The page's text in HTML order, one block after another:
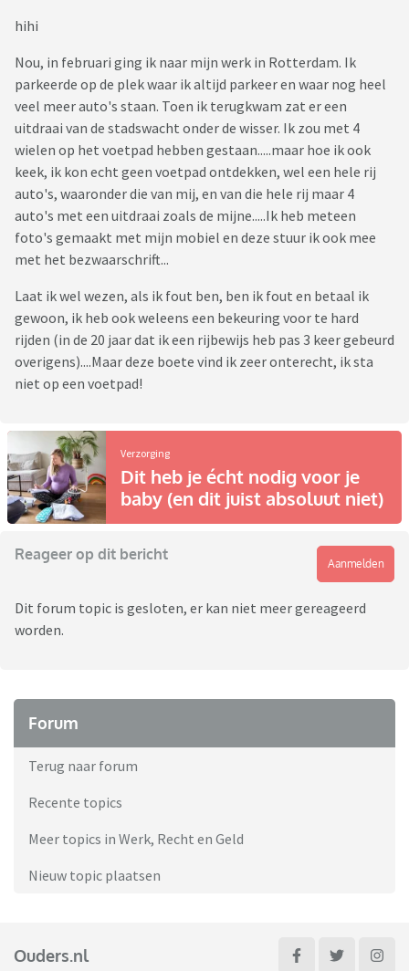
hihi
Nou, in februari ging ik naar mijn werk in Rotterdam. Ik
parkeerde op de plek waar ik altijd parkeer en waar nog heel
veel meer auto's staan. Toen ik terugkwam zat er een
uitdraai van de stadswacht onder de wisser. Ik zou met 4
wielen op het voetpad hebben gestaan.....maar hoe ik ook
keek, ik kon echt geen voetpad ontdekken, wel een hele rij
auto's, waaronder die van mij, en van die hele rij maar 4
auto's met een uitdraai zoals de mijne.....Ik heb meteen
foto's gemaakt met mijn mobiel en deze stuur ik ook mee
met het bezwaarschrift...
Laat ik wel wezen, als ik fout ben, ben ik fout en betaal ik
gewoon, ik heb ook weleens een bekeuring voor te hard
rijden (in de 20 jaar dat ik een rijbewijs heb pas 3 keer gebeurd
overigens)....Maar deze boete vind ik zeer onterecht, ik sta
niet op een voetpad!
Verzorging
Dit heb je écht nodig voor je
baby (en dit juist absoluut niet)
Reageer op dit bericht
Aanmelden
Dit forum topic is gesloten, er kan niet meer gereageerd
worden.
Forum
Terug naar forum
Recente topics
Meer topics in Werk, Recht en Geld
Nieuw topic plaatsen
Ouders.nl